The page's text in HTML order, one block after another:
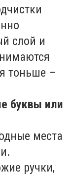
слой и
тоньше –
буквы или
места
ручки,